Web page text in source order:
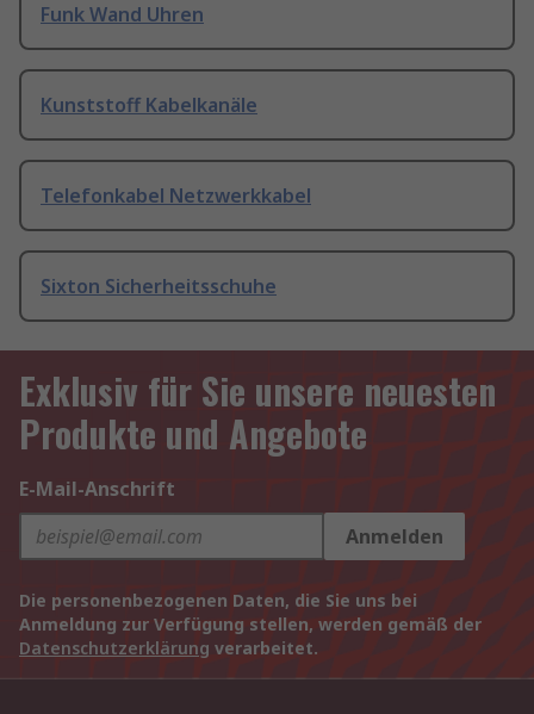
Funk Wand Uhren
Kunststoff Kabelkanäle
Telefonkabel Netzwerkkabel
Sixton Sicherheitsschuhe
Exklusiv für Sie unsere neuesten
Produkte und Angebote
E-Mail-Anschrift
Anmelden
Die personenbezogenen Daten, die Sie uns bei
Anmeldung zur Verfügung stellen, werden gemäß der
Datenschutzerklärung verarbeitet.